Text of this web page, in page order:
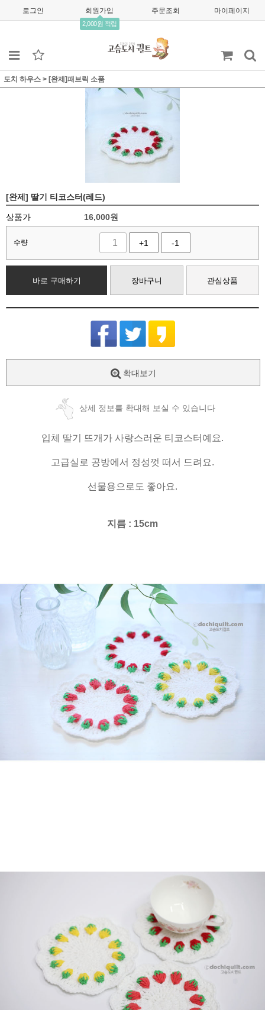
로그인 회원가입
2,000원 적립
주문조회 마이페이지
도치 하우스 > [완제]패브릭 소품
[완제] 딸기 티코스터(레드)
상품가 16,000원
수량 +1 -1
바로 구매하기 장바구니 관심상품
확대보기
상세 정보를 확대해 보실 수 있습니다
입체 딸기 뜨개가 사랑스러운 티코스터예요.
고급실로 공방에서 정성껏 떠서 드려요.
선물용으로도 좋아요.
지름 : 15cm